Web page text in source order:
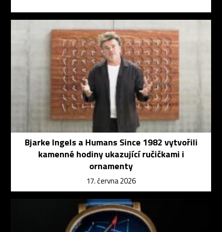
Bjarke Ingels a Humans Since 1982 vytvořili
kamenné hodiny ukazující ručičkami i
ornamenty
17. června 2026